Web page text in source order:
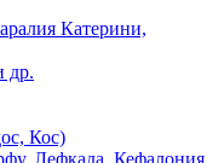
Катерини,
др.
Кос)
Лефкада, Кефалония,